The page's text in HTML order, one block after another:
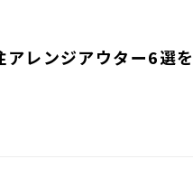
アレンジアウター6選